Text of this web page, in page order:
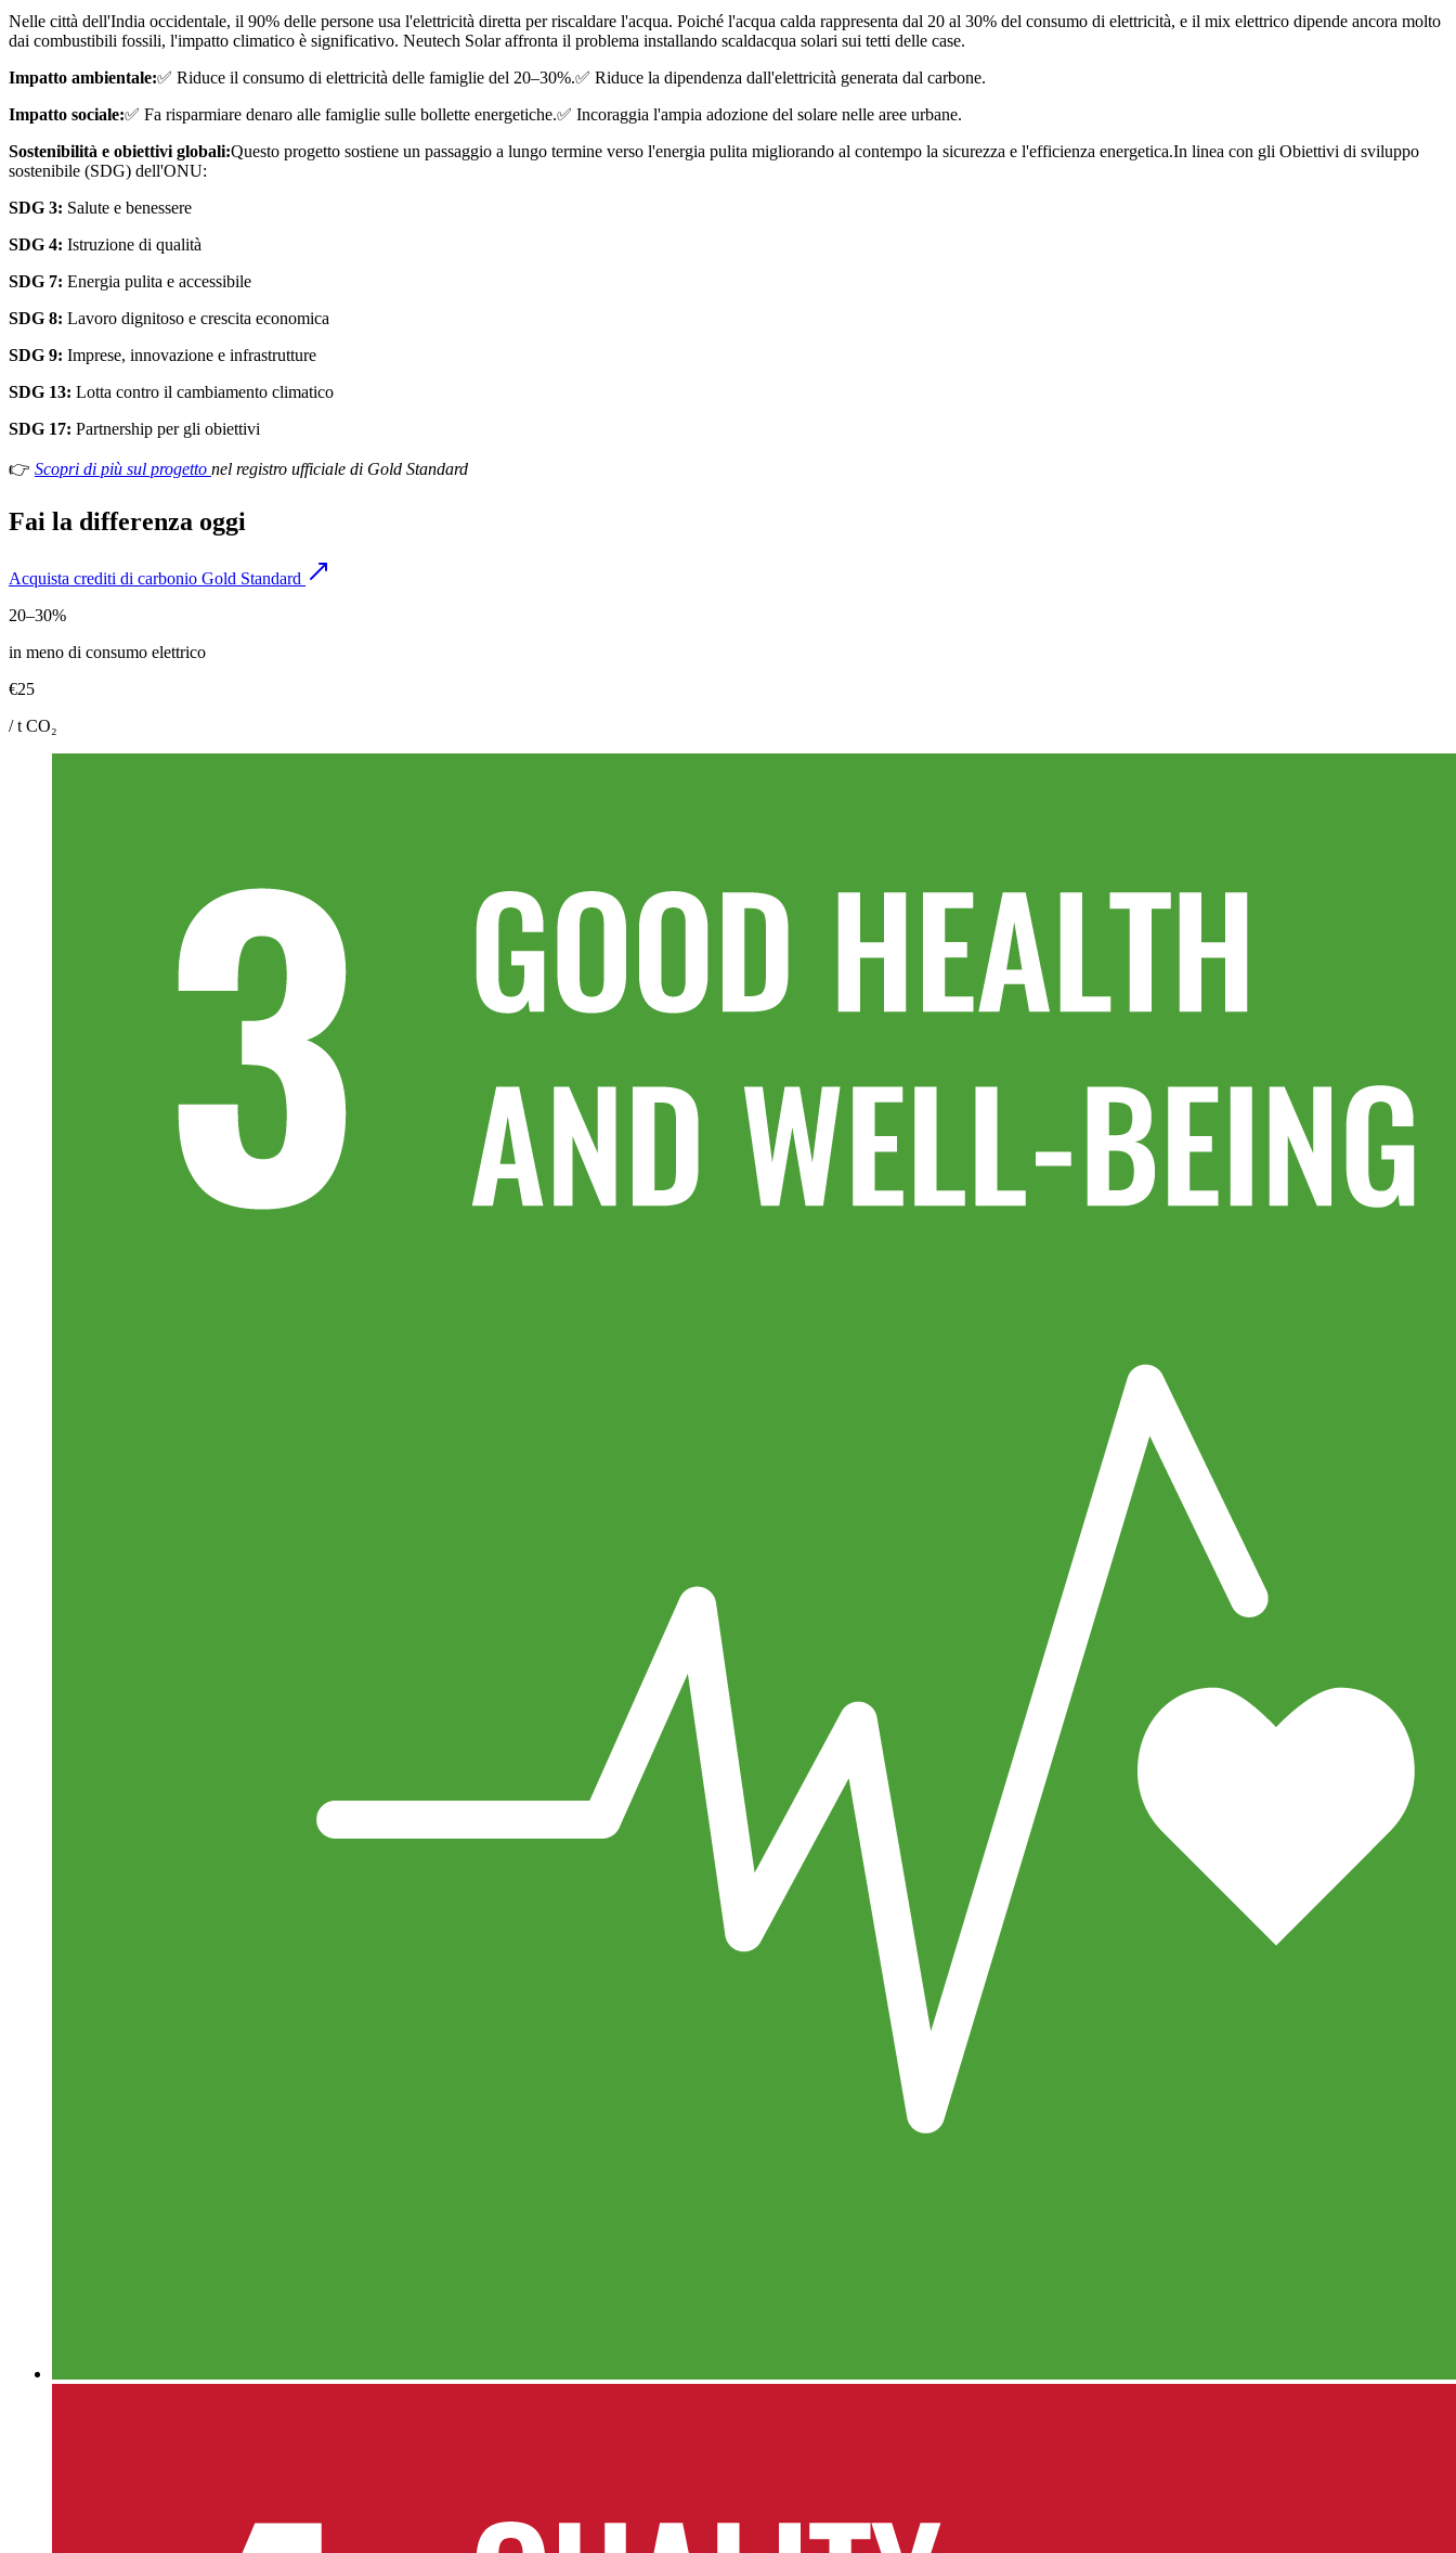
Nelle città dell'India occidentale, il 90% delle persone usa l'elettricità diretta per riscaldare l'acqua. Poiché l'acqua calda rappresenta dal 20 al 30% del consumo di elettricità, e il mix elettrico dipende ancora molto
dai combustibili fossili, l'impatto climatico è significativo. Neutech Solar affronta il problema installando scaldacqua solari sui tetti delle case.
Impatto ambientale:✅ Riduce il consumo di elettricità delle famiglie del 20–30%.✅ Riduce la dipendenza dall'elettricità generata dal carbone.
Impatto sociale:✅ Fa risparmiare denaro alle famiglie sulle bollette energetiche.✅ Incoraggia l'ampia adozione del solare nelle aree urbane.
Sostenibilità e obiettivi globali:Questo progetto sostiene un passaggio a lungo termine verso l'energia pulita migliorando al contempo la sicurezza e l'efficienza energetica.In linea con gli Obiettivi di sviluppo
sostenibile (SDG) dell'ONU:
SDG 3: Salute e benessere
SDG 4: Istruzione di qualità
SDG 7: Energia pulita e accessibile
SDG 8: Lavoro dignitoso e crescita economica
SDG 9: Imprese, innovazione e infrastrutture
SDG 13: Lotta contro il cambiamento climatico
SDG 17: Partnership per gli obiettivi
👉 Scopri di più sul progetto nel registro ufficiale di Gold Standard
Fai la differenza oggi
Acquista crediti di carbonio Gold Standard
20–30%
in meno di consumo elettrico
€25
/ t CO₂